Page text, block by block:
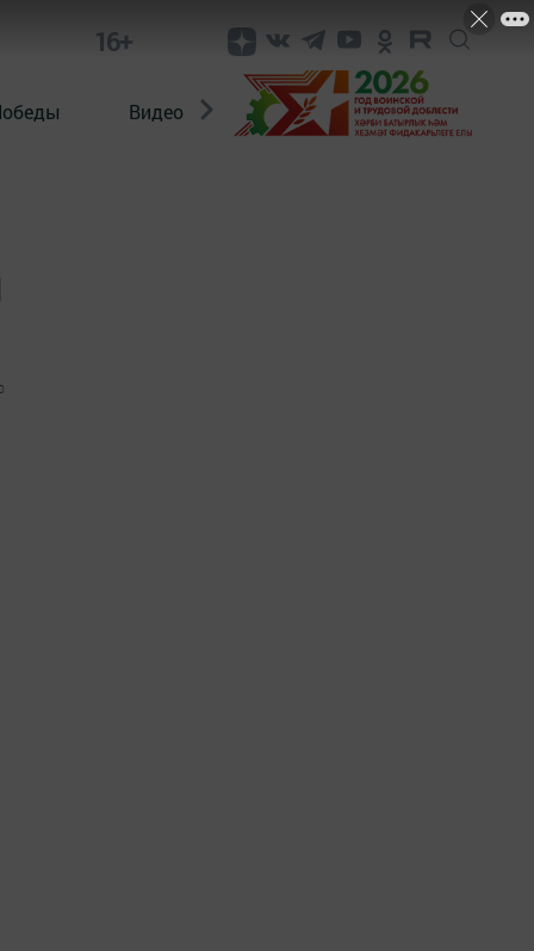
16+
Видео Конкурсы ЭтноДети